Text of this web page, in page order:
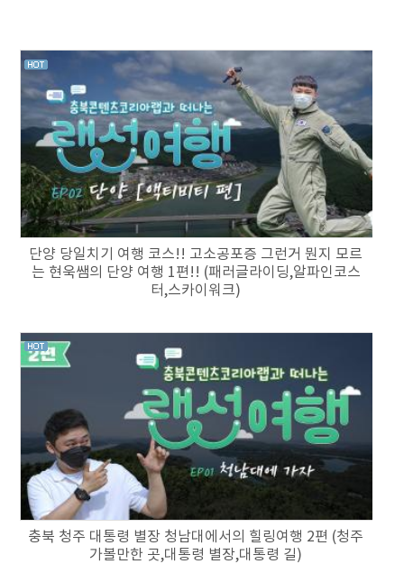
단양 당일치기 여행 코스!! 고소공포증 그런거 뭔지 모르
는 현욱쌤의 단양 여행 1편!! (패러글라이딩,알파인코스
터,스카이워크)
충북 청주 대통령 별장 청남대에서의 힐링여행 2편 (청주
가볼만한 곳,대통령 별장,대통령 길)